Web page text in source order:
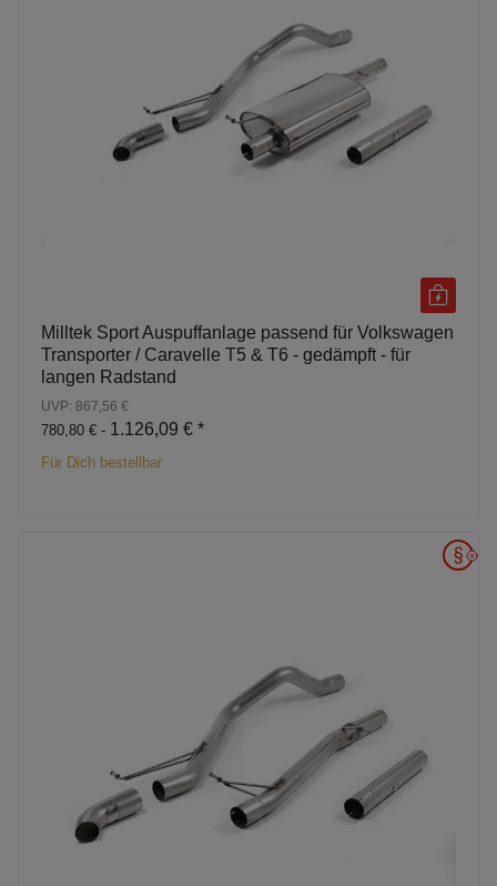
Milltek Sport Auspuffanlage passend für Volkswagen
Transporter / Caravelle T5 & T6 - gedämpft - für
langen Radstand
UVP: 867,56 €
780,80 € - 1.126,09 € *
Für Dich bestellbar